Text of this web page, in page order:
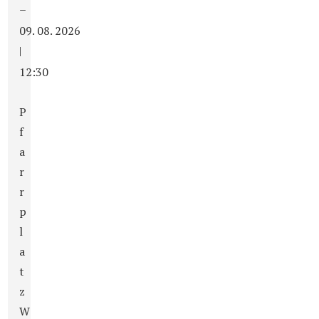
–
09. 08. 2026
|
12:30
P
f
a
r
r
p
l
a
t
z
W